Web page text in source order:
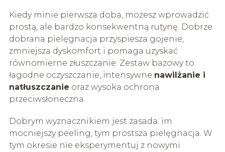
Kiedy minie pierwsza doba, możesz wprowadzić
prostą, ale bardzo konsekwentną rutynę. Dobrze
dobrana pielęgnacja przyspiesza gojenie,
zmniejsza dyskomfort i pomaga uzyskać
równomierne złuszczanie. Zestaw bazowy to
łagodne oczyszczanie, intensywne nawilżanie i
natłuszczanie oraz wysoka ochrona
przeciwsłoneczna.
Dobrym wyznacznikiem jest zasada: im
mocniejszy peeling, tym prostsza pielęgnacja. W
tym okresie nie eksperymentuj z nowymi